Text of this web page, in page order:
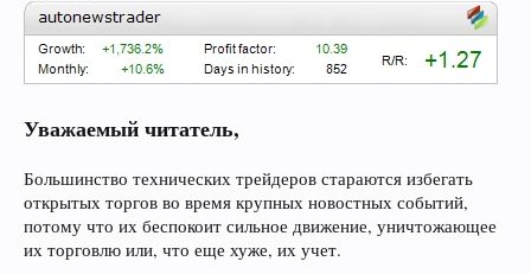
Уважаемый читатель,
Большинство технических трейдеров стараются избегать
открытых торгов во время крупных новостных событий,
потому что их беспокоит сильное движение, уничтожающее
их торговлю или, что еще хуже, их учет.